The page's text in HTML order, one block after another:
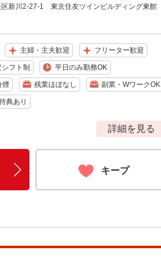
新川2-27-1 東京住友ツインビルディング東館
主婦・主夫歓迎 フリーター歓迎
フト制 平日のみ勤務OK
煙 残業ほぼなし 副業・WワークOK
典あり
詳細を見る
キープ